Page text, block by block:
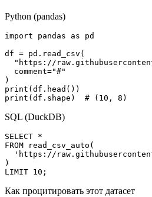
Python (pandas)
import pandas as pd
df = pd.read_csv(
"https://
  comment="#"
)
print(df.head())
print(df.shape)  # (10, 8)
SQL (DuckDB)
SELECT *
FROM read_csv_auto(
'https://
)
LIMIT 10;
Как процитировать этот датасет